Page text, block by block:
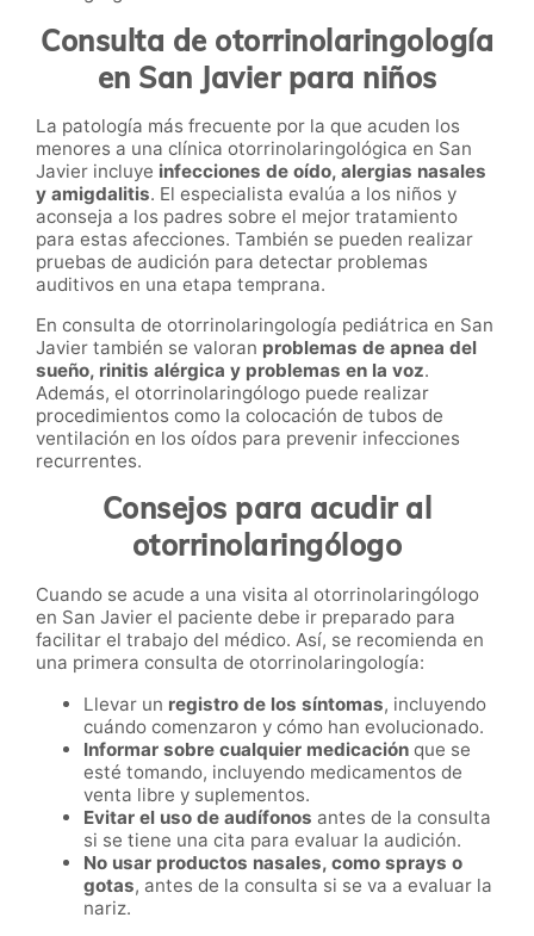
Consulta de otorrinolaringología
en San Javier para niños
La patología más frecuente por la que acuden los
menores a una clínica otorrinolaringológica en San
Javier incluye infecciones de oído, alergias nasales
y amigdalitis. El especialista evalúa a los niños y
aconseja a los padres sobre el mejor tratamiento
para estas afecciones. También se pueden realizar
pruebas de audición para detectar problemas
auditivos en una etapa temprana.
En consulta de otorrinolaringología pediátrica en San
Javier también se valoran problemas de apnea del
sueño, rinitis alérgica y problemas en la voz.
Además, el otorrinolaringólogo puede realizar
procedimientos como la colocación de tubos de
ventilación en los oídos para prevenir infecciones
recurrentes.
Consejos para acudir al
otorrinolaringólogo
Cuando se acude a una visita al otorrinolaringólogo
en San Javier el paciente debe ir preparado para
facilitar el trabajo del médico. Así, se recomienda en
una primera consulta de otorrinolaringología:
Llevar un registro de los síntomas, incluyendo
cuándo comenzaron y cómo han evolucionado.
Informar sobre cualquier medicación que se
esté tomando, incluyendo medicamentos de
venta libre y suplementos.
Evitar el uso de audífonos antes de la consulta
si se tiene una cita para evaluar la audición.
No usar productos nasales, como sprays o
gotas, antes de la consulta si se va a evaluar la
nariz.